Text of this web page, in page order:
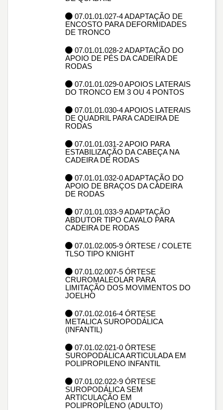
07.01.01.027-4 ADAPTAÇÃO DE
ENCOSTO PARA DEFORMIDADES
DE TRONCO
07.01.01.028-2 ADAPTAÇÃO DO
APOIO DE PÉS DA CADEIRA DE
RODAS
07.01.01.029-0 APOIOS LATERAIS
DO TRONCO EM 3 OU 4 PONTOS
07.01.01.030-4 APOIOS LATERAIS
DE QUADRIL PARA CADEIRA DE
RODAS
07.01.01.031-2 APOIO PARA
ESTABILIZAÇÃO DA CABEÇA NA
CADEIRA DE RODAS
07.01.01.032-0 ADAPTAÇÃO DO
APOIO DE BRAÇOS DA CADEIRA
DE RODAS
07.01.01.033-9 ADAPTAÇÃO
ABDUTOR TIPO CAVALO PARA
CADEIRA DE RODAS
07.01.02.005-9 ÓRTESE / COLETE
TLSO TIPO KNIGHT
07.01.02.007-5 ÓRTESE
CRUROMALEOLAR PARA
LIMITAÇÃO DOS MOVIMENTOS DO
JOELHO
07.01.02.016-4 ÓRTESE
METALICA SUROPODÁLICA
(INFANTIL)
07.01.02.021-0 ÓRTESE
SUROPODÁLICA ARTICULADA EM
POLIPROPILENO INFANTIL
07.01.02.022-9 ÓRTESE
SUROPODÁLICA SEM
ARTICULAÇÃO EM
POLIPROPILENO (ADULTO)